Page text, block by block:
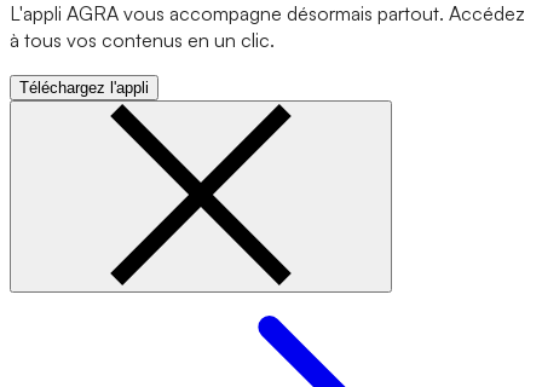
L'appli AGRA vous accompagne désormais partout. Accédez
à tous vos contenus en un clic.
Téléchargez l'appli